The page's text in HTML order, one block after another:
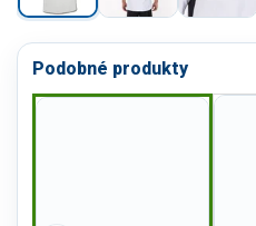
Podobné produkty